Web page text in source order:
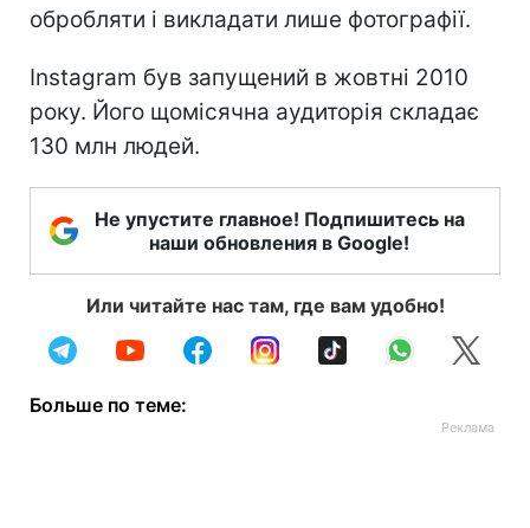
обробляти і викладати лише фотографії.
Instagram був запущений в жовтні 2010
року. Його щомісячна аудиторія складає
130 млн людей.
Не упустите главное! Подпишитесь на
наши обновления в Google!
Или читайте нас там, где вам удобно!
Больше по теме: